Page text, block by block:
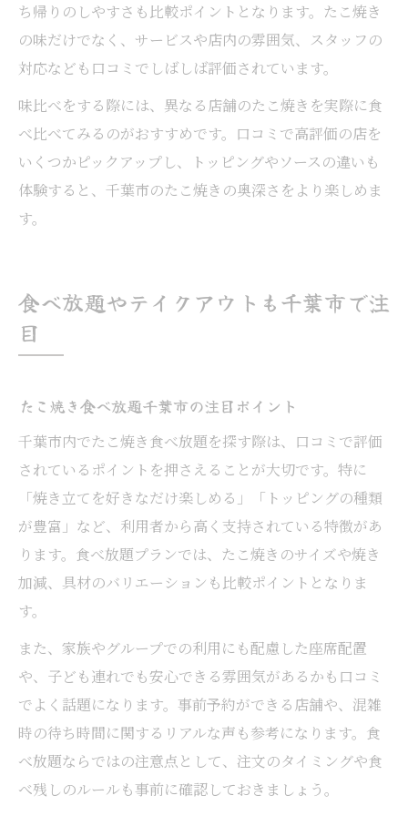
ち帰りのしやすさも比較ポイントとなります。たこ焼き
の味だけでなく、サービスや店内の雰囲気、スタッフの
対応なども口コミでしばしば評価されています。
味比べをする際には、異なる店舗のたこ焼きを実際に食
べ比べてみるのがおすすめです。口コミで高評価の店を
いくつかピックアップし、トッピングやソースの違いも
体験すると、千葉市のたこ焼きの奥深さをより楽しめま
す。
食べ放題やテイクアウトも千葉市で注
目
たこ焼き食べ放題千葉市の注目ポイント
千葉市内でたこ焼き食べ放題を探す際は、口コミで評価
されているポイントを押さえることが大切です。特に
「焼き立てを好きなだけ楽しめる」「トッピングの種類
が豊富」など、利用者から高く支持されている特徴があ
ります。食べ放題プランでは、たこ焼きのサイズや焼き
加減、具材のバリエーションも比較ポイントとなりま
す。
また、家族やグループでの利用にも配慮した座席配置
や、子ども連れでも安心できる雰囲気があるかも口コミ
でよく話題になります。事前予約ができる店舗や、混雑
時の待ち時間に関するリアルな声も参考になります。食
べ放題ならではの注意点として、注文のタイミングや食
べ残しのルールも事前に確認しておきましょう。